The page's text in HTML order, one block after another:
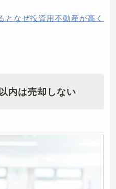
となぜ投資用不動産が高く
内は売却しない